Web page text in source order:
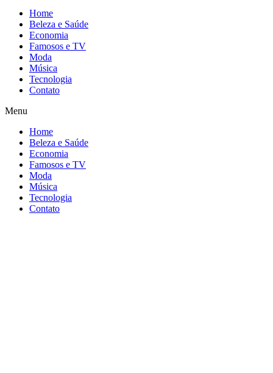
Home
Beleza e Saúde
Economia
Famosos e TV
Moda
Música
Tecnologia
Contato
Menu
Home
Beleza e Saúde
Economia
Famosos e TV
Moda
Música
Tecnologia
Contato